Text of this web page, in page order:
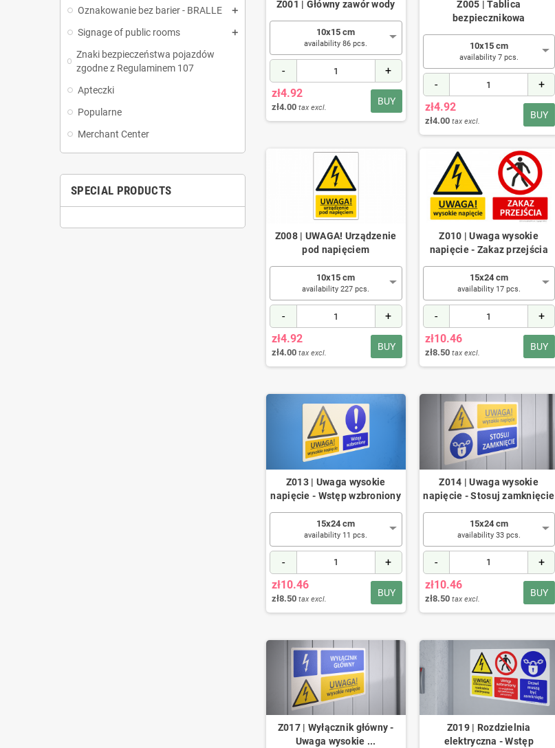
Oznakowanie bez barier - BRALLE
Signage of public rooms
Znaki bezpieczeństwa pojazdów
zgodne z Regulaminem 107
Apteczki
Popularne
Merchant Center
SPECIAL PRODUCTS
Z001 | Główny zawór wody
10x15 cm
availability 86 pcs.
- +
BUY
zł4.92
zł4.00 tax excl.
Z005 | Tablica
bezpiecznikowa
10x15 cm
availability 7 pcs.
- +
BUY
zł4.92
zł4.00 tax excl.
Z008 | UWAGA! Urządzenie
pod napięciem
10x15 cm
availability 227 pcs.
- +
BUY
zł4.92
zł4.00 tax excl.
Z010 | Uwaga wysokie
napięcie - Zakaz przejścia
15x24 cm
availability 17 pcs.
- +
BUY
zł10.46
zł8.50 tax excl.
Z013 | Uwaga wysokie
napięcie - Wstęp wzbroniony
15x24 cm
availability 11 pcs.
- +
BUY
zł10.46
zł8.50 tax excl.
Z014 | Uwaga wysokie
napięcie - Stosuj zamknięcie
15x24 cm
availability 33 pcs.
- +
BUY
zł10.46
zł8.50 tax excl.
Z017 | Wyłącznik główny -
Uwaga wysokie ...
Z019 | Rozdzielnia
elektryczna - Wstęp